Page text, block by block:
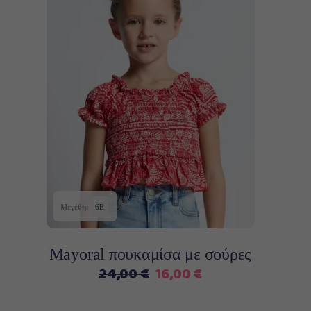
Μεγέθη: 6Ε
Επιλογή
Αυτό
το
προϊόν
έχει
πολλαπλές
παραλλαγές.
Οι
επιλογές
μπορούν
επιλεγούν
στη
Mayoral πουκαμίσα με σούρες
24,00€ Original
16,00€Η